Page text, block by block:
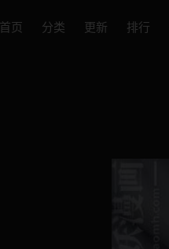
首页 分类 更新 排行